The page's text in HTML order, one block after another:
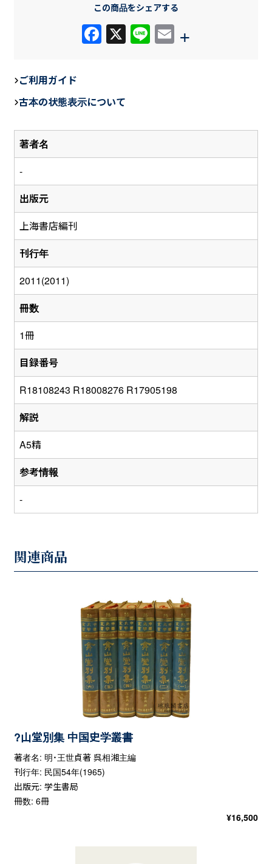
著者名
-
出版元
上海書店編刊
刊行年
2011(2011)
冊数
1冊
目録番号
R18108243 R18008276 R17905198
解説
A5精
参考情報
-
この商品をシェアする
F
e
b
o
o
X Li E
+
ご利用ガイド
古本の状態表示について
関連商品
?山堂別集 中国史学叢書
著者名: 明・王世貞著 呉相湘主編
刊行年: 民国54年(1965)
出版元: 学生書局
冊数: 6冊
¥16,500